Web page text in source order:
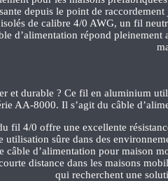
depuis le point de
de calibre 4/0 AWG, un fil
d’alimentation répond
et durable ? Ce fil en aluminium
AA-8000. Il s’agit du câble
fil 4/0 offre une excellente
utilisation sûre dans des
câble d’alimentation pour maison
distance dans les maisons
qui recherchent une